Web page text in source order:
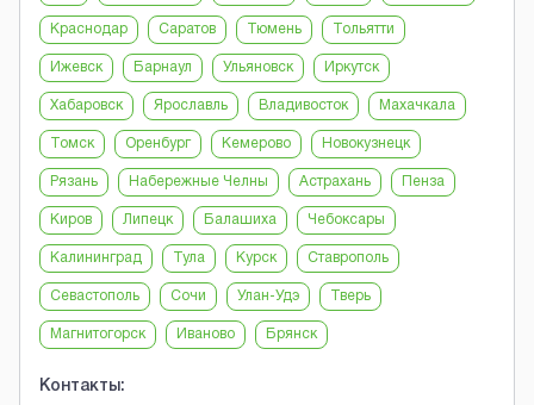
Краснодар Саратов Тюмень Тольятти
Ижевск Барнаул Ульяновск Иркутск
Хабаровск Ярославль Владивосток Махачкала
Томск Оренбург Кемерово Новокузнецк
Рязань Набережные Челны Астрахань Пенза
Киров Липецк Балашиха Чебоксары
Калининград Тула Курск Ставрополь
Севастополь Сочи Улан-Удэ Тверь
Магнитогорск Иваново Брянск
Контакты: